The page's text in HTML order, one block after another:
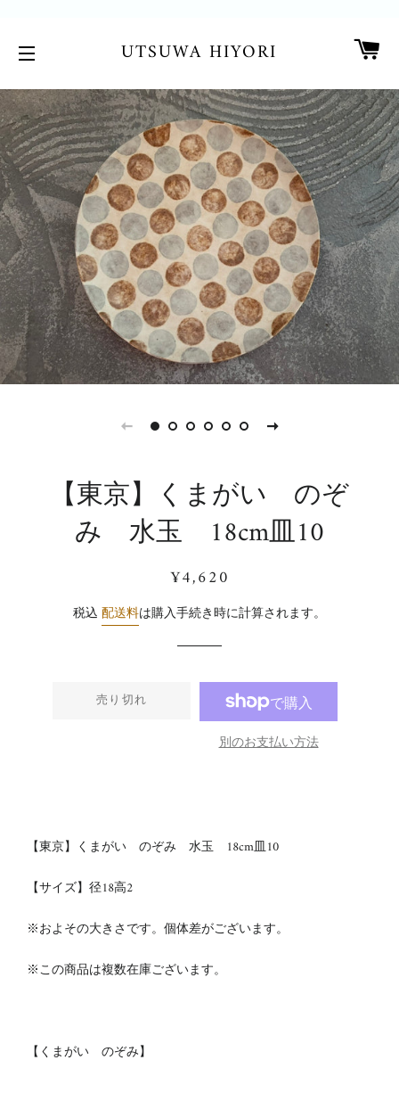
UTSUWA HIYORI
【東京】くまがい のぞ
み 水玉 18cm皿10
通
価
販
価
¥4,620
税込 配送料は購入手続き時に計算されます。
売り切れ
別のお支払い方法
【東京】くまがい のぞみ 水玉 18cm皿10
【サイズ】 径18高2
※およその大きさです。個体差がございます。
※この商品は複数在庫ございます。
【くまがい のぞみ】